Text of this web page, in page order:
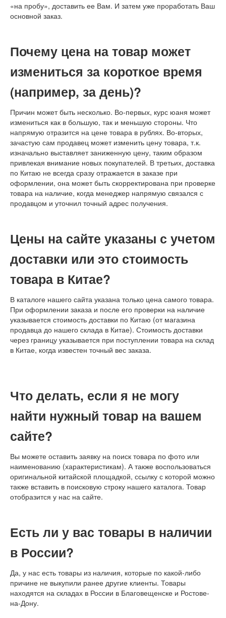
«на пробу», доставить ее Вам. И затем уже проработать Ваш
основной заказ.
Почему цена на товар может
измениться за короткое время
(например, за день)?
Причин может быть несколько. Во-первых, курс юаня может
измениться как в большую, так и меньшую стороны. Что
напрямую отразится на цене товара в рублях. Во-вторых,
зачастую сам продавец может изменить цену товара, т.к.
изначально выставляет заниженную цену, таким образом
привлекая внимание новых покупателей. В третьих, доставка
по Китаю не всегда сразу отражается в заказе при
оформлении, она может быть скорректирована при проверке
товара на наличие, когда менеджер напрямую связался с
продавцом и уточнил точный адрес получения.
Цены на сайте указаны с учетом
доставки или это стоимость
товара в Китае?
В каталоге нашего сайта указана только цена самого товара.
При оформлении заказа и после его проверки на наличие
указывается стоимость доставки по Китаю (от магазина
продавца до нашего склада в Китае). Стоимость доставки
через границу указывается при поступлении товара на склад
в Китае, когда известен точный вес заказа.
Что делать, если я не могу
найти нужный товар на вашем
сайте?
Вы можете оставить заявку на поиск товара по фото или
наименованию (характеристикам). А также воспользоваться
оригинальной китайской площадкой, ссылку с которой можно
также вставить в поисковую строку нашего каталога. Товар
отобразится у нас на сайте.
Есть ли у вас товары в наличии
в России?
Да, у нас есть товары из наличия, которые по какой-либо
причине не выкупили ранее другие клиенты. Товары
находятся на складах в России в Благовещенске и Ростове-
на-Дону.